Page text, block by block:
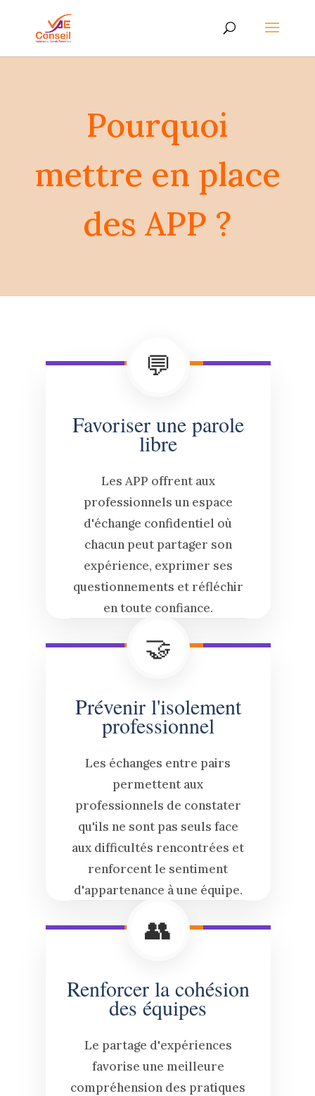
Pourquoi
mettre en place
des APP ?
💬
Favoriser une parole
libre
Les APP offrent aux
professionnels un espace
d'échange confidentiel où
chacun peut partager son
expérience, exprimer ses
questionnements et réfléchir
en toute confiance.
🤝
Prévenir l'isolement
professionnel
Les échanges entre pairs
permettent aux
professionnels de constater
qu'ils ne sont pas seuls face
aux difficultés rencontrées et
renforcent le sentiment
d'appartenance à une équipe.
👥
Renforcer la cohésion
des équipes
Le partage d'expériences
favorise une meilleure
compréhension des pratiques